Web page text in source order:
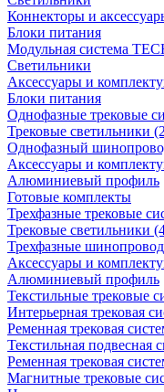
Коннекторы и
Блоки питания
Модульная система
Светильники
Аксессуары и
Блоки питания
Однофазные трековые
Трековые светильники
Однофазный
Аксессуары и
Алюминиевый профиль
Готовые комплекты
Трехфазные трековые
Трековые светильники
Трехфазные
Аксессуары и
Алюминиевый профиль
Текстильные трековые
Интерьерная трековая
Ременная трековая
Текстильная
Ременная трековая
Магнитные трековые